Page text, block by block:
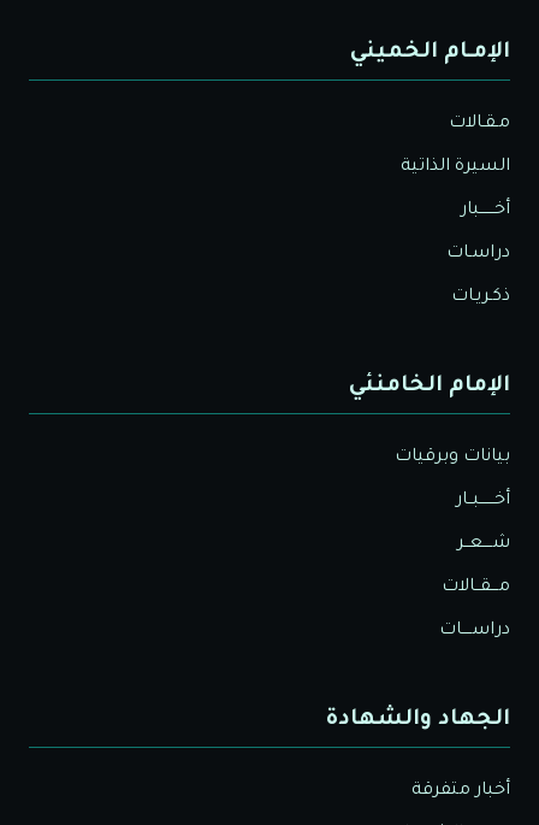
الإمـام الخميني
مـقـالات
السيرة الذاتية
أخــــــبار
دراسـات
ذكـريـات
الإمام الخامنئي
بيانات وبرقيات
أخــــــبــار
شــــعــر
مـــقــالات
دراســــات
الجهاد والشهادة
أخبار متفرقة